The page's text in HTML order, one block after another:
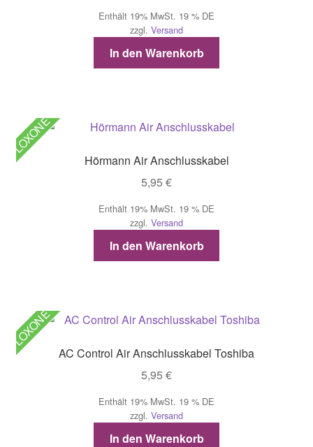
Enthält 19% MwSt. 19 % DE
zzgl. Versand
In den Warenkorb
LOXONE
Hörmann Air Anschlusskabel
5,95 €
Enthält 19% MwSt. 19 % DE
zzgl. Versand
In den Warenkorb
LOXONE
AC Control Air Anschlusskabel Toshiba
5,95 €
Enthält 19% MwSt. 19 % DE
zzgl. Versand
In den Warenkorb